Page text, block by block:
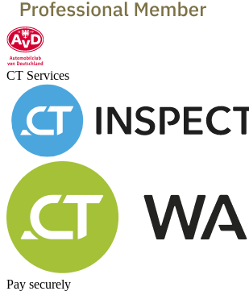
CT Services
Pay securely